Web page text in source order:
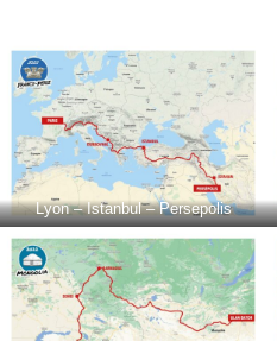
Lyon – Istanbul – Persepolis